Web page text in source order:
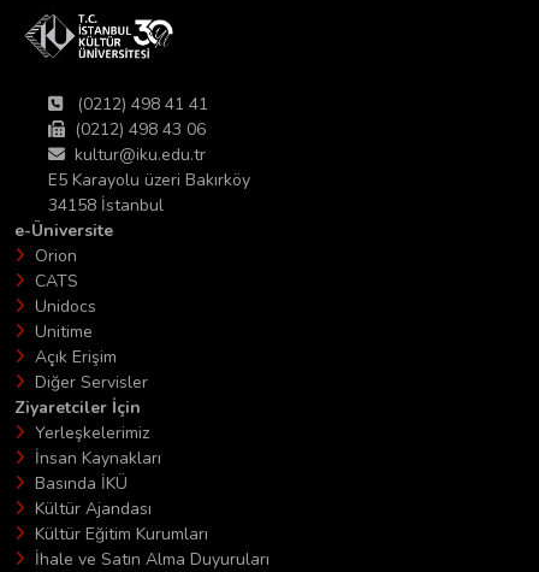
(0212) 498 41 41
(0212) 498 43 06
kultur@iku.edu.tr
E5 Karayolu üzeri Bakırköy
34158 İstanbul
e-Üniversite
Orion
CATS
Unidocs
Unitime
Açık Erişim
Diğer Servisler
Ziyaretciler İçin
Yerleşkelerimiz
İnsan Kaynakları
Basında İKÜ
Kültür Ajandası
Kültür Eğitim Kurumları
İhale ve Satın Alma Duyuruları